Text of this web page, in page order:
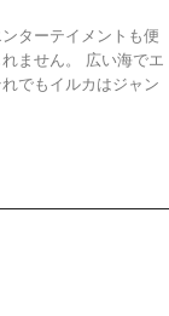
ターテイメントも便
ません。 広い海でエ
でもイルカはジャン